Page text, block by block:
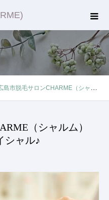
市脱毛サロンCHARME（シャルム）BBLスーパー光フェイシャル♪
（シャルム）
シャル♪